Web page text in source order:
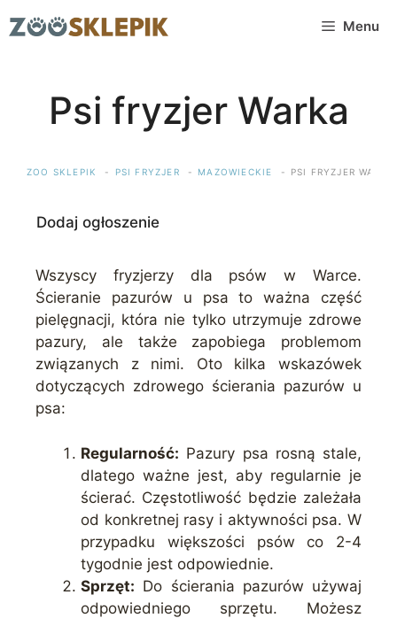
do
Menu
Psi fryzjer Warka
ZOO SKLEPIK PSI FRYZJER MAZOWIECKIE PSI FRYZJER WARKA
Dodaj ogłoszenie
Wszyscy fryzjerzy dla psów w Warce.
Ścieranie pazurów u psa to ważna część
pielęgnacji, która nie tylko utrzymuje zdrowe
pazury, ale także zapobiega problemom
związanych z nimi. Oto kilka wskazówek
dotyczących zdrowego ścierania pazurów u
psa:
Regularność: Pazury psa rosną stale,
dlatego ważne jest, aby regularnie je
ścierać. Częstotliwość będzie zależała
od konkretnej rasy i aktywności psa. W
przypadku większości psów co 2-4
tygodnie jest odpowiednie.
Sprzęt: Do ścierania pazurów używaj
odpowiedniego sprzętu. Możesz